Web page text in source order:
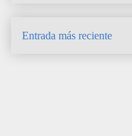
Entrada más reciente